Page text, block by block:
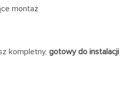
montaż
kompletny, gotowy do instalacji